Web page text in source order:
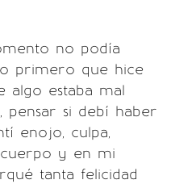
no podía
primero que hice
algo estaba mal
si debí haber
enojo, culpa,
y en mi
tanta felicidad